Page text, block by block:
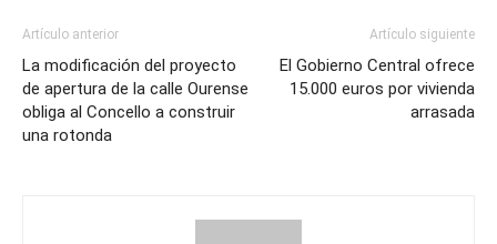
Artículo anterior
La modificación del proyecto
de apertura de la calle Ourense
obliga al Concello a construir
una rotonda
Artículo siguiente
El Gobierno Central ofrece
15.000 euros por vivienda
arrasada